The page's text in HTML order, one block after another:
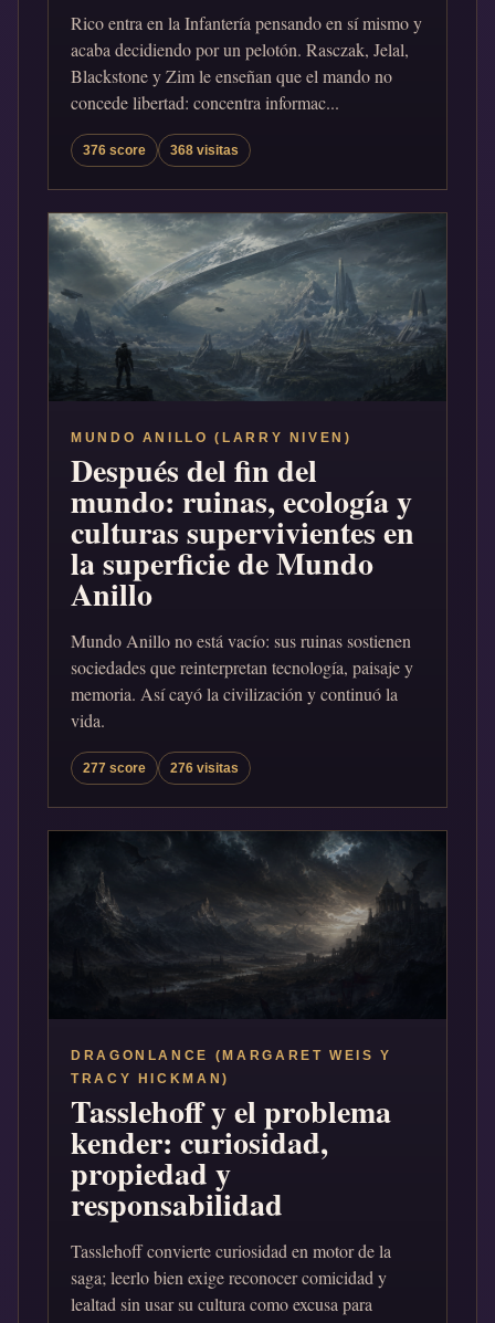
Rico entra en la Infantería pensando en sí mismo y
acaba decidiendo por un pelotón. Rasczak, Jelal,
Blackstone y Zim le enseñan que el mando no
concede libertad: concentra informac...
376 score 368 visitas
MUNDO ANILLO (LARRY NIVEN)
Después del fin del
mundo: ruinas, ecología y
culturas supervivientes en
la superficie de Mundo
Anillo
Mundo Anillo no está vacío: sus ruinas sostienen
sociedades que reinterpretan tecnología, paisaje y
memoria. Así cayó la civilización y continuó la
vida.
277 score 276 visitas
DRAGONLANCE (MARGARET WEIS Y
TRACY HICKMAN)
Tasslehoff y el problema
kender: curiosidad,
propiedad y
responsabilidad
Tasslehoff convierte curiosidad en motor de la
saga; leerlo bien exige reconocer comicidad y
lealtad sin usar su cultura como excusa para